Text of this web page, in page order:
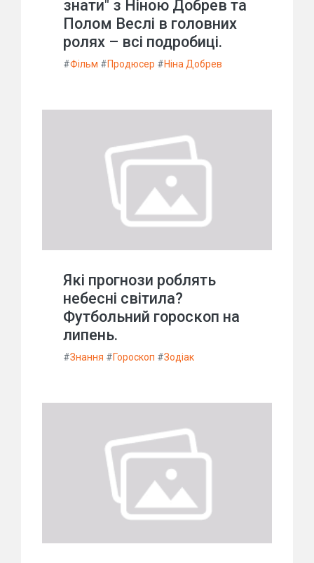
знати" з Ніною Добрев та
Полом Веслі в головних
ролях – всі подробиці.
#Фільм #Продюсер #Ніна Добрев
Які прогнози роблять
небесні світила?
Футбольний гороскоп на
липень.
#Знання #Гороскоп #Зодіак